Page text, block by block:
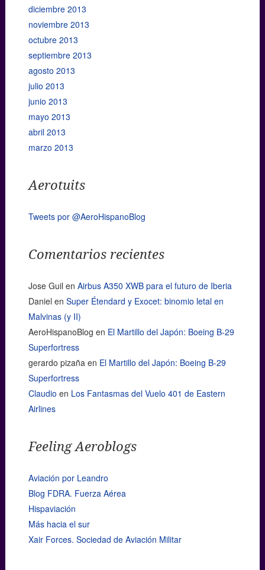
diciembre 2013
noviembre 2013
octubre 2013
septiembre 2013
agosto 2013
julio 2013
junio 2013
mayo 2013
abril 2013
marzo 2013
Aerotuits
Tweets por @AeroHispanoBlog
Comentarios recientes
Jose Guil en Airbus A350 XWB para el futuro de Iberia
Daniel en Super Étendard y Exocet: binomio letal en
Malvinas (y II)
AeroHispanoBlog en El Martillo del Japón: Boeing B-29
Superfortress
gerardo pizaña en El Martillo del Japón: Boeing B-29
Superfortress
Claudio en Los Fantasmas del Vuelo 401 de Eastern
Airlines
Feeling Aeroblogs
Aviación por Leandro
Blog FDRA. Fuerza Aérea
Hispaviación
Más hacia el sur
Xair Forces. Sociedad de Aviación Militar